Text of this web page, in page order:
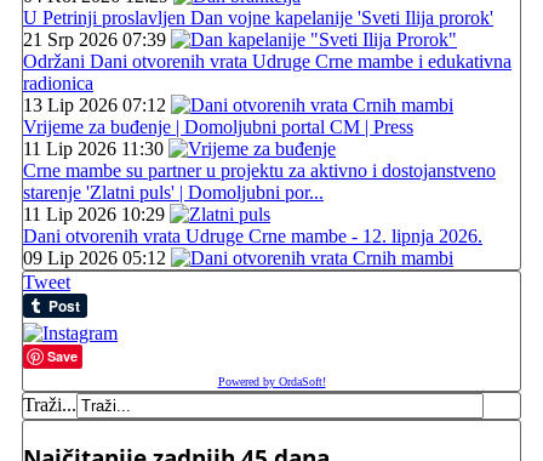
U Petrinji proslavljen Dan vojne kapelanije 'Sveti Ilija prorok'
21 Srp 2026 07:39
Održani Dani otvorenih vrata Udruge Crne mambe i edukativna
radionica
13 Lip 2026 07:12
Vrijeme za buđenje | Domoljubni portal CM | Press
11 Lip 2026 11:30
Crne mambe su partner u projektu za aktivno i dostojanstveno
starenje 'Zlatni puls' | Domoljubni por...
11 Lip 2026 10:29
Dani otvorenih vrata Udruge Crne mambe - 12. lipnja 2026.
09 Lip 2026 05:12
Tweet
Save
Powered by OrdaSoft!
Traži...